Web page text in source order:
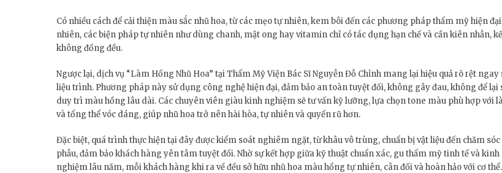
Có nhiều cách để cải thiện màu sắc nhũ hoa, từ các mẹo tự nhiên, kem bôi đến các phương pháp thẩm mỹ hiện
nhiên, các biện pháp tự nhiên như dùng chanh, mật ong hay vitamin chỉ có tác dụng hạn chế và cần kiên nhẫn,
không đồng đều.
Ngược lại, dịch vụ “Làm Hồng Nhũ Hoa” tại Thẩm Mỹ Viện Bác Sĩ Nguyễn Đỗ Chỉnh mang lại hiệu quả rõ rệt ngay
liệu trình. Phương pháp này sử dụng công nghệ hiện đại, đảm bảo an toàn tuyệt đối, không gây đau, không để lại
duy trì màu hồng lâu dài. Các chuyên viên giàu kinh nghiệm sẽ tư vấn kỹ lưỡng, lựa chọn tone màu phù hợp với
và tổng thể vóc dáng, giúp nhũ hoa trở nên hài hòa, tự nhiên và quyến rũ hơn.
Đặc biệt, quá trình thực hiện tại đây được kiểm soát nghiêm ngặt, từ khâu vô trùng, chuẩn bị vật liệu đến chăm sóc
phẫu, đảm bảo khách hàng yên tâm tuyệt đối. Nhờ sự kết hợp giữa kỹ thuật chuẩn xác, gu thẩm mỹ tinh tế và kinh
nghiệm lâu năm, mỗi khách hàng khi ra về đều sở hữu nhũ hoa màu hồng tự nhiên, cân đối và hoàn hảo với cơ thể.